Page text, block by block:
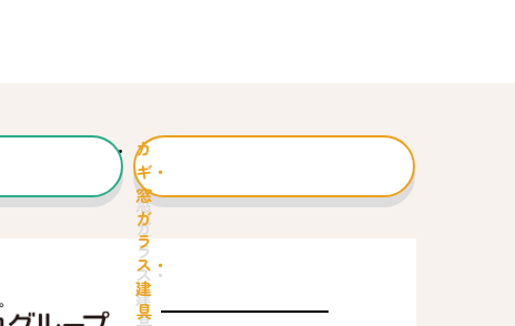
カ
ギ・
窓
ガ
ラ
ス・
建
具